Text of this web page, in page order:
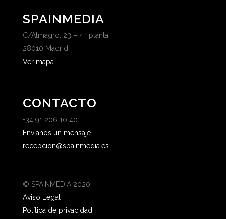
SPAINMEDIA
C/Almagro, 23 – 4ª planta
28010 Madrid
Ver mapa
CONTACTO
+34 91 206 10 40
Envíanos un mensaje
recepcion@spainmedia.es
© SPAINMEDIA 2020
Aviso Legal
Política de privacidad